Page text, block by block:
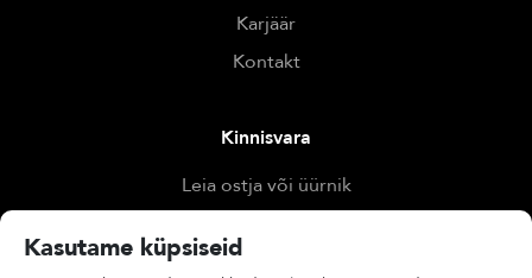
Karjäär
Kontakt
Kinnisvara
Leia ostja või üürnik
Hinda kinnisvara
Kasutame küpsiseid